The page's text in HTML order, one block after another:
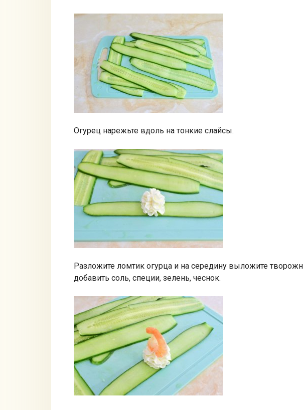
Огурец нарежьте вдоль на тонкие слайсы.
Разложите ломтик огурца и на середину выложите
добавить соль, специи, зелень, чеснок.